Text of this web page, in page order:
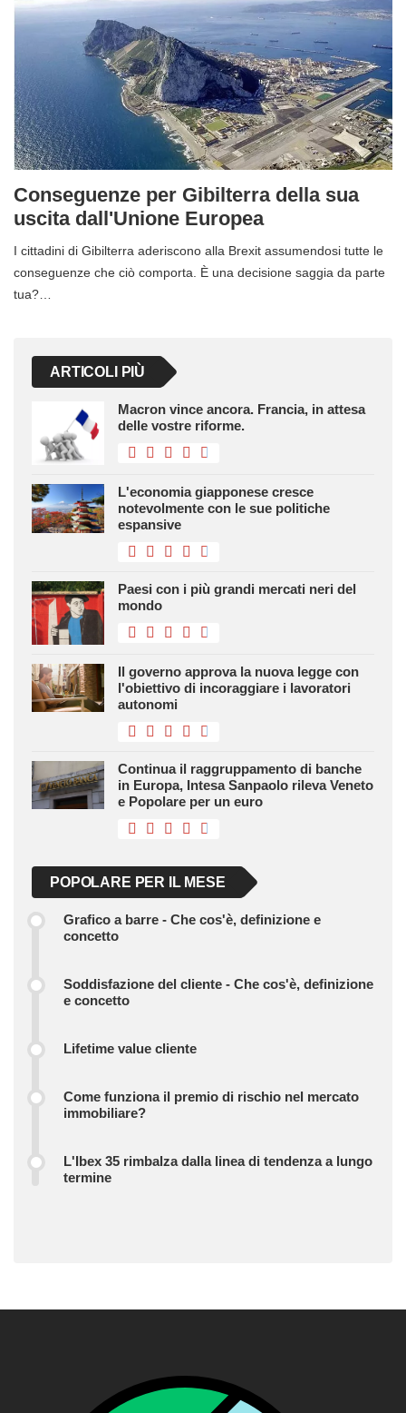
Conseguenze per Gibilterra della sua
uscita dall'Unione Europea
I cittadini di Gibilterra aderiscono alla Brexit assumendosi tutte le
conseguenze che ciò comporta. È una decisione saggia da parte
tua?…
ARTICOLI PIÙ
Macron vince ancora. Francia, in attesa
delle vostre riforme.
L'economia giapponese cresce
notevolmente con le sue politiche
espansive
Paesi con i più grandi mercati neri del
mondo
Il governo approva la nuova legge con
l'obiettivo di incoraggiare i lavoratori
autonomi
Continua il raggruppamento di banche
in Europa, Intesa Sanpaolo rileva Veneto
e Popolare per un euro
POPOLARE PER IL MESE
Grafico a barre - Che cos'è, definizione e
concetto
Soddisfazione del cliente - Che cos'è, definizione
e concetto
Lifetime value cliente
Come funziona il premio di rischio nel mercato
immobiliare?
L'Ibex 35 rimbalza dalla linea di tendenza a lungo
termine